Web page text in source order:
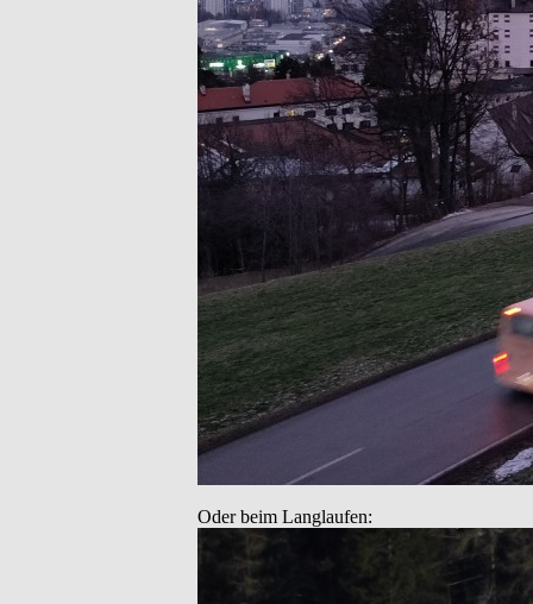
Oder beim Langlaufen: